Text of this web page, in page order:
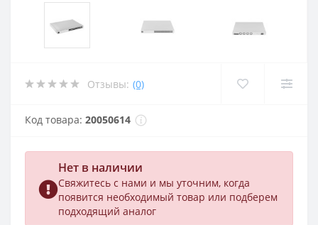
Отзывы: (0)
Код товара: 20050614
Нет в наличии
Свяжитесь с нами и мы уточним, когда
появится необходимый товар или подберем
подходящий аналог